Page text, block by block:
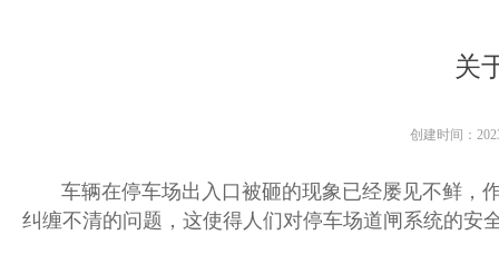
关
车辆在停车场出入口被砸的现象已经屡见不鲜，
纠缠不清的问题，这使得人们对停车场道闸系统的安
创建时间：